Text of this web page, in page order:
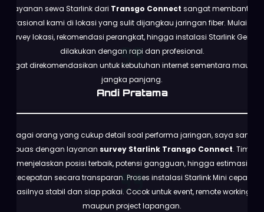
Layanan sewa Starlink dari Transgo Connect sangat membantu
operasional kami di lokasi yang sulit dijangkau jaringan fiber. Mulai dari
survey lokasi, rekomendasi perangkat, hingga instalasi Starlink Gen 3
dilakukan dengan rapi dan profesional.
Sangat direkomendasikan untuk kebutuhan internet sementara maupun
jangka panjang.
Andi Pratama
Sebagai orang yang cukup detail soal performa jaringan, saya sangat
puas dengan layanan survey Starlink Transgo Connect. Tim
menjelaskan posisi terbaik, potensi gangguan, hingga estimasi
kecepatan secara transparan. Proses instalasi Starlink Mini cepat,
hasilnya stabil dan siap pakai. Cocok untuk event, remote working,
maupun project lapangan.